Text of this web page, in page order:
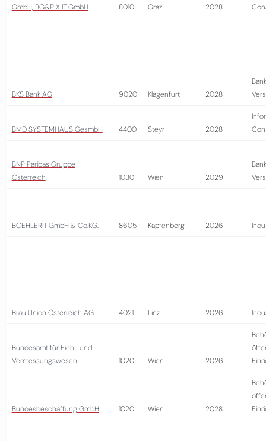
GmbH, BG&P X IT GmbH
8010 Graz 2028
BKS Bank AG 9020 Klagenfurt 2028
BMD SYSTEMHAUS GesmbH 4400 Steyr 2028
BNP Paribas Gruppe
Österreich
1030 Wien 2029
BOEHLERIT GmbH & Co.KG. 8605 Kapfenberg 2026
Brau Union Österreich AG 4021 Linz 2026
Bundesamt für Eich- und
Vermessungswesen
1020 Wien 2026
Bundesbeschaffung GmbH 1020 Wien 2028